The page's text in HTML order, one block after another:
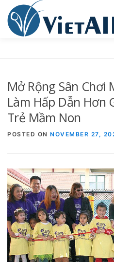
content
TRUNG TÂM CỘNG ĐỒNG
Mở Rộng Sân Chơi
Làm Hấp Dẫn Hơn
Trẻ Mầm Non
POSTED ON NOVEMBER 27,